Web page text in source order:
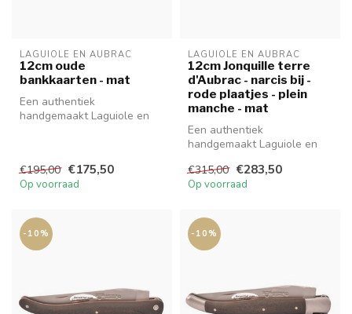
LAGUIOLE EN AUBRAC
12cm oude
bankkaarten - mat
Een authentiek
handgemaakt Laguiole en
€195,00 €175,50
Op voorraad
LAGUIOLE EN AUBRAC
12cm Jonquille terre
d'Aubrac - narcis bij -
rode plaatjes - plein
manche - mat
Een authentiek
handgemaakt Laguiole en
kwaliteit met prachti...
€315,00 €283,50
Op voorraad
-10% -10%